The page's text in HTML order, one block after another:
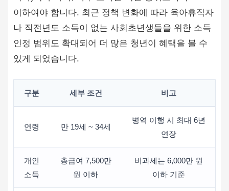
이하여야 합니다. 최근 정책 변화에 따라 육아휴직자
나 직전년도 소득이 없는 사회초년생들을 위한 소득
인정 범위도 확대되어 더 많은 청년이 혜택을 볼 수
있게 되었습니다.
구분 세부 조건 비고
연령 만 19세 ~ 34세
병역 이행 시 최대 6년
연장
개인
소득
총급여 7,500만
원 이하
비과세는 6,000만 원
이하 기준